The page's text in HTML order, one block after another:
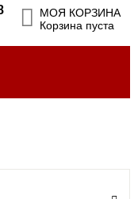
МОЯ КОРЗИНА
Корзина пуста